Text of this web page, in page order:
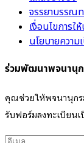
จรรยาบรรณท
เงื่อนไขการใ
นโยบายความ
ร่วมพัฒนาพจนานุ
คุณช่วยให้พจนานุกร
รับฟอร์มลงทะเบียน